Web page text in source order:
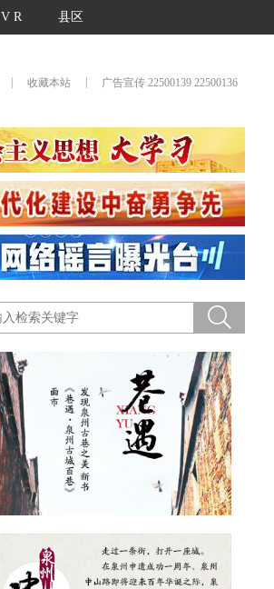
V R 县区
收藏本站 广告宣传 22500139 22500136